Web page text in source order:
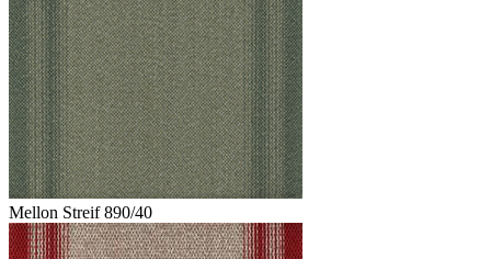
Mellon Streif 890/40